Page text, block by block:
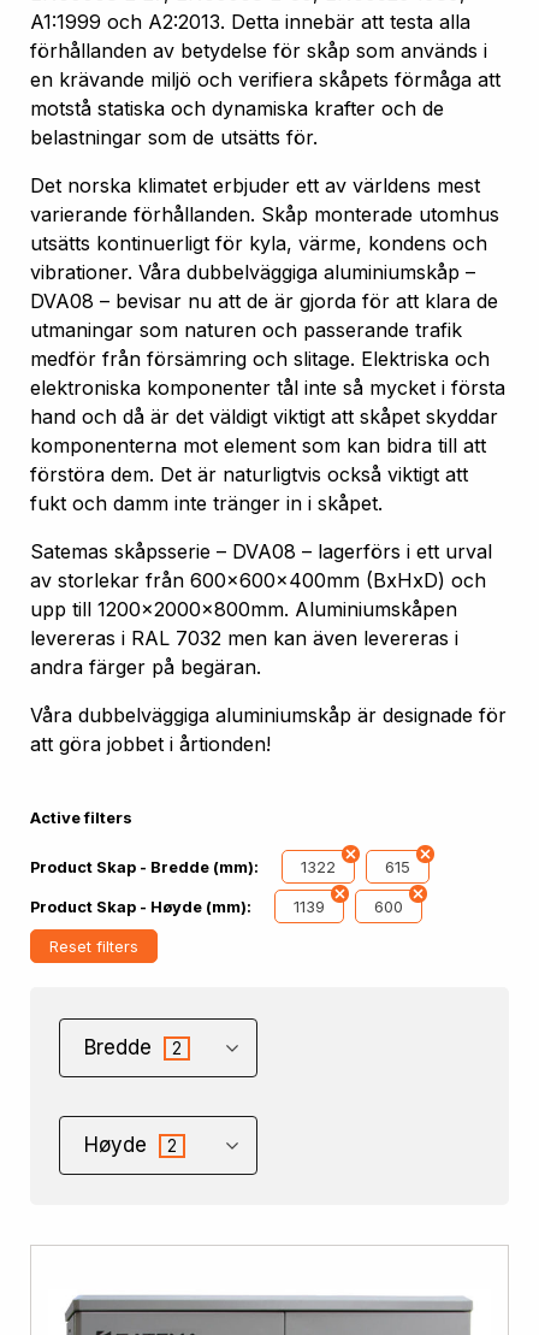
A1:1999 och A2:2013. Detta innebär att testa alla
förhållanden av betydelse för skåp som används i
en krävande miljö och verifiera skåpets förmåga att
motstå statiska och dynamiska krafter och de
belastningar som de utsätts för.
Det norska klimatet erbjuder ett av världens mest
varierande förhållanden. Skåp monterade utomhus
utsätts kontinuerligt för kyla, värme, kondens och
vibrationer. Våra dubbelväggiga aluminiumskåp –
DVA08 – bevisar nu att de är gjorda för att klara de
utmaningar som naturen och passerande trafik
medför från försämring och slitage. Elektriska och
elektroniska komponenter tål inte så mycket i första
hand och då är det väldigt viktigt att skåpet skyddar
komponenterna mot element som kan bidra till att
förstöra dem. Det är naturligtvis också viktigt att
fukt och damm inte tränger in i skåpet.
Satemas skåpsserie – DVA08 – lagerförs i ett urval
av storlekar från 600x600x400mm (BxHxD) och
upp till 1200x2000x800mm. Aluminiumskåpen
levereras i RAL 7032 men kan även levereras i
andra färger på begäran.
Våra dubbelväggiga aluminiumskåp är designade för
att göra jobbet i årtionden!
Active filters
Product Skap - Bredde (mm): 1322 615
Product Skap - Høyde (mm): 1139 600
Reset filters
Bredde 2
Høyde 2